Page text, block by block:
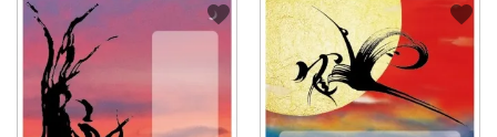
favorite favorite